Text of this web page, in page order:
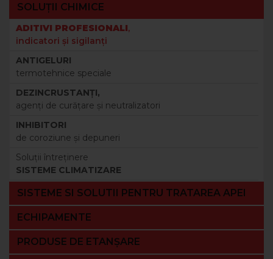
SOLUȚII CHIMICE
ADITIVI PROFESIONALI,
indicatori şi sigilanţi
ANTIGELURI
termotehnice speciale
DEZINCRUSTANŢI,
agenţi de curăţare şi neutralizatori
INHIBITORI
de coroziune şi depuneri
Soluţii întreţinere
SISTEME CLIMATIZARE
SISTEME SI SOLUTII PENTRU TRATAREA APEI
ECHIPAMENTE
PRODUSE DE ETANȘARE